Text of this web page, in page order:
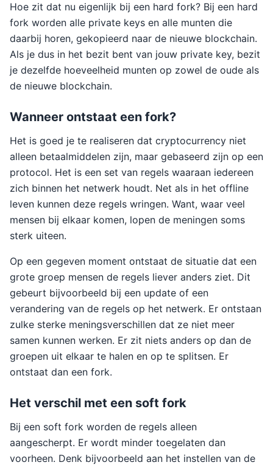
Hoe zit dat nu eigenlijk bij een hard fork? Bij een hard
fork worden alle private keys en alle munten die
daarbij horen, gekopieerd naar de nieuwe blockchain.
Als je dus in het bezit bent van jouw private key, bezit
je dezelfde hoeveelheid munten op zowel de oude als
de nieuwe blockchain.
Wanneer ontstaat een fork?
Het is goed je te realiseren dat cryptocurrency niet
alleen betaalmiddelen zijn, maar gebaseerd zijn op een
protocol. Het is een set van regels waaraan iedereen
zich binnen het netwerk houdt. Net als in het offline
leven kunnen deze regels wringen. Want, waar veel
mensen bij elkaar komen, lopen de meningen soms
sterk uiteen.
Op een gegeven moment ontstaat de situatie dat een
grote groep mensen de regels liever anders ziet. Dit
gebeurt bijvoorbeeld bij een update of een
verandering van de regels op het netwerk. Er ontstaan
zulke sterke meningsverschillen dat ze niet meer
samen kunnen werken. Er zit niets anders op dan de
groepen uit elkaar te halen en op te splitsen. Er
ontstaat dan een fork.
Het verschil met een soft fork
Bij een soft fork worden de regels alleen
aangescherpt. Er wordt minder toegelaten dan
voorheen. Denk bijvoorbeeld aan het instellen van de